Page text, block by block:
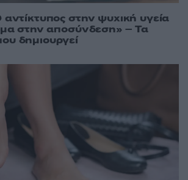
στην ψυχική υγεία
στην αποσύνδεση» – Τα
δημιουργεί